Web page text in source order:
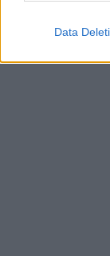
Data
tiktok
közösségi